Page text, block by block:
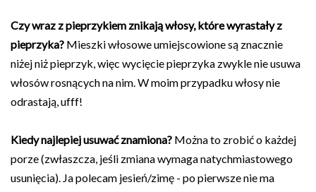
Czy wraz z pieprzykiem znikają włosy, które wyrastały z
pieprzyka? Mieszki włosowe umiejscowione są znacznie
niżej niż pieprzyk, więc wycięcie pieprzyka zwykle nie usuwa
włosów rosnących na nim. W moim przypadku włosy nie
odrastają, ufff!
Kiedy najlepiej usuwać znamiona? Można to zrobić o każdej
porze (zwłaszcza, jeśli zmiana wymaga natychmiastowego
usunięcia). Ja polecam jesień/zimę - po pierwsze nie ma